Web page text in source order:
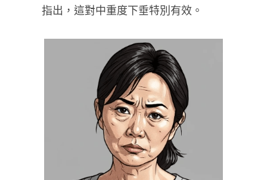
指出，這對中重度下垂特別有效。